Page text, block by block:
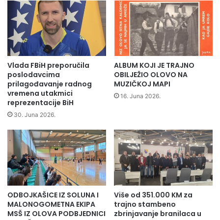
o
g
s
e
z
a
o
s
a
o
v
j
u
m
a
j
k
u
,
r
u
,
p
r
i
Vlada FBiH preporučila
poslodavcima
prilagođavanje radnog
vremena utakmici
reprezentacije BiH
30. Juna 2026.
ALBUM KOJI JE TRAJNO
OBILJEŽIO OLOVO NA
MUZIČKOJ MAPI
16. Juna 2026.
ODBOJKAŠICE IZ SOLUNA I
MALONOGOMETNA EKIPA
MSŠ IZ OLOVA PODBJEDNICI
Više od 351.000 KM za
trajno stambeno
zbrinjavanje branilaca u